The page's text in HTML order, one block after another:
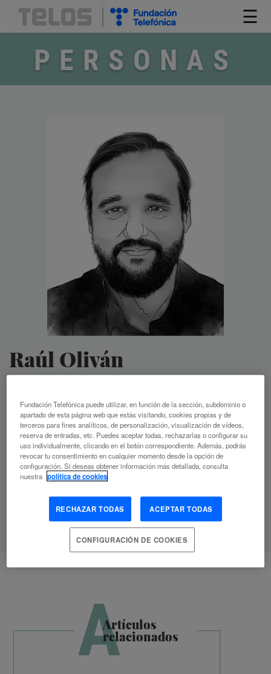
☰
PERSONAS
Raúl Oliván
Lleva más de una década construyendo ecosistemas de
innovación, tejiendo redes y promoviendo conversaciones.
Ahora desde elLAAAB(DG Gobierno Abierto e Innovación
Social en Aragón) antes en Zaragoza Activa.
AArtículos
relacionados
Fundación Telefónica puede utilizar, en función de la sección, subdominio o
apartado de esta página web que estás visitando, cookies propias y de
terceros para fines analíticos, de personalización, visualización de vídeos,
reserva de entradas, etc. Puedes aceptar todas, rechazarlas o configurar su
uso individualmente, clicando en el botón correspondiente. Además, podrás
revocar tu consentimiento en cualquier momento desde la opción de
configuración. Si deseas obtener información más detallada, consulta
nuestra política de cookies
RECHAZAR TODAS ACEPTAR TODAS
CONFIGURACIÓN DE COOKIES